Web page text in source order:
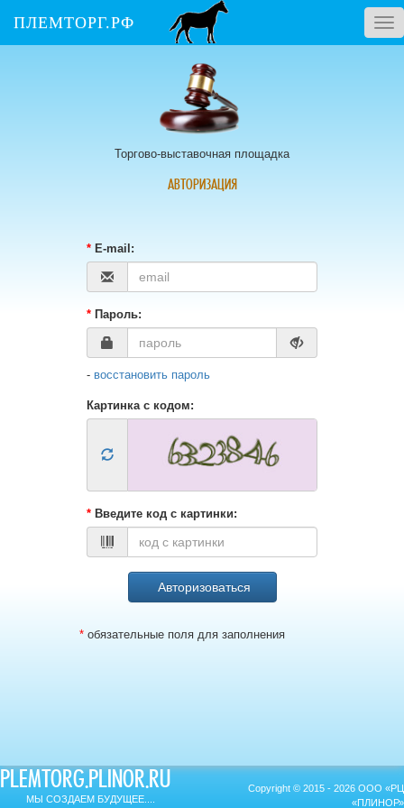
ПЛЕМТОРГ.РФ
Торгово-выставочная площадка
АВТОРИЗАЦИЯ
* E-mail:
* Пароль:
- восстановить пароль
Картинка с кодом:
* Введите код с картинки:
* обязательные поля для заполнения
PLEMTORG.PLINOR.RU
МЫ СОЗДАЕМ БУДУЩЕЕ....
Copyright © 2015 - 2026 ООО «РЦ
«ПЛИНОР»